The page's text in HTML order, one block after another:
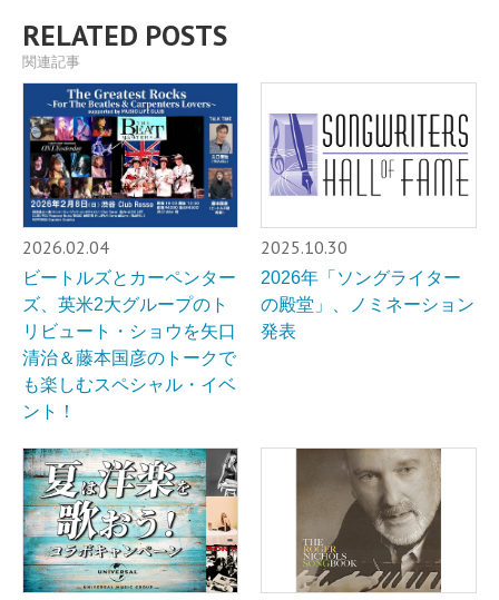
RELATED POSTS
関連記事
2026.02.04
ビートルズとカーペンター
ズ、英米2大グループのト
リビュート・ショウを矢口
清治＆藤本国彦のトークで
も楽しむスペシャル・イベ
ント！
2025.10.30
2026年「ソングライター
の殿堂」、ノミネーション
発表